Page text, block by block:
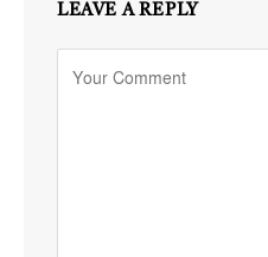
LEAVE A REPLY